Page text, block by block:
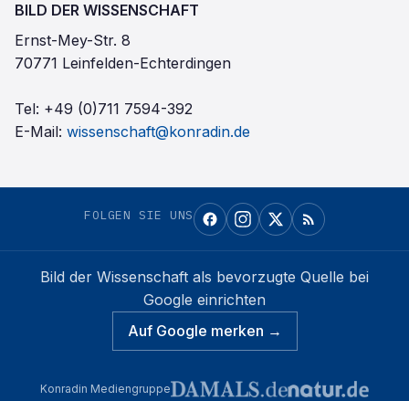
BILD DER WISSENSCHAFT
Ernst-Mey-Str. 8
70771 Leinfelden-Echterdingen
Tel: +49 (0)711 7594-392
E-Mail: wissenschaft@konradin.de
FOLGEN SIE UNS
Bild der Wissenschaft als bevorzugte Quelle bei
Google einrichten
Auf Google merken →
Konradin Mediengruppe